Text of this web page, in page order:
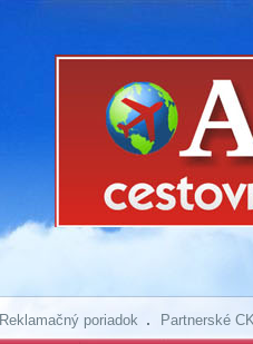
Reklamačný poriadok Partnerské